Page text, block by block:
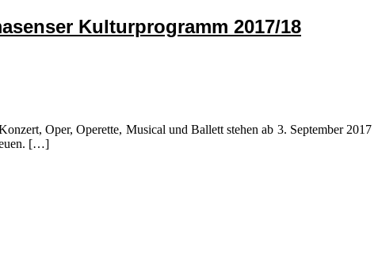
Kulturprogramm 2017/18
Oper, Operette, Musical und Ballett stehen ab 3. September 2017
[…]